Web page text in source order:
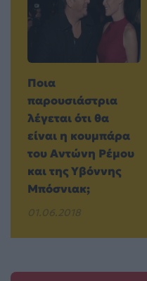
Ποια
παρουσιάστρια
λέγεται ότι θα
είναι η κουμπάρα
του Αντώνη Ρέμου
και της Υβόννης
Μπόσνιακ;
01.06.2018